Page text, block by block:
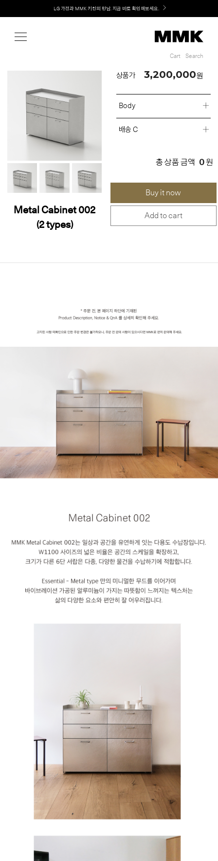
Welcome! 신규 회원가입 시 MMK Shop Coupon (총 60만원) 지급
Cart Search
Metal Cabinet 002
(2 types)
상품가 3,200,000원
Body
배송 C
총 상품 금액 0 원
Buy it now
Add to cart